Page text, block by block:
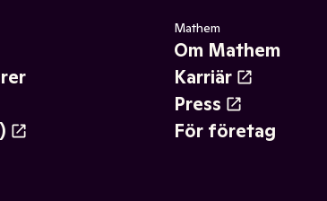
Mathem
Om Mathem
Karriär
Press
För företag